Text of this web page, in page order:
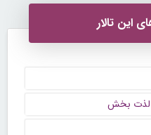
این تالار
لذت بخش